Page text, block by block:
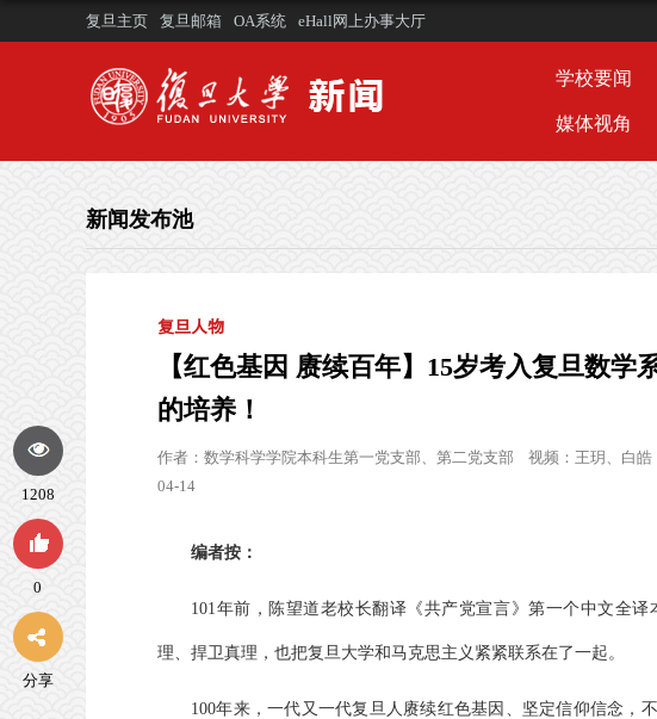
复旦主页 复旦邮箱 OA系统 eHall网上办事大厅
学校要闻
媒体视角
新闻发布池
复旦人物
【红色基因 赓续百年】15岁考入复旦数
的培养！
作者： 数学科学学院本科生第一党支部、第二党支部 视频： 王玥、白皓
04-14
编者按：
101年前，陈望道老校长翻译《共产党宣言》第一个中文全
理、捍卫真理，也把复旦大学和马克思主义紧紧联系在了一起。
100年来，一代又一代复旦人赓续红色基因、坚定信仰信念，
1208
0
分享